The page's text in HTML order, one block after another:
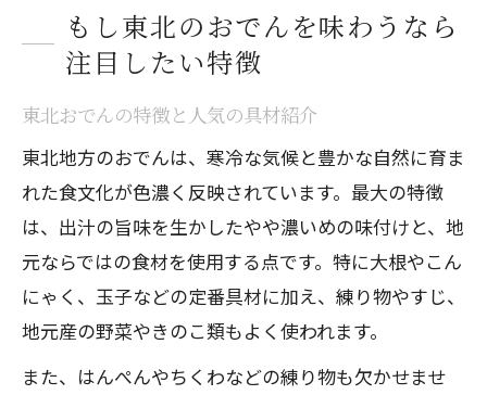
もし東北のおでんを味わうなら
注目したい特徴
東北おでんの特徴と人気の具材紹介
東北地方のおでんは、寒冷な気候と豊かな自然に育ま
れた食文化が色濃く反映されています。最大の特徴
は、出汁の旨味を生かしたやや濃いめの味付けと、地
元ならではの食材を使用する点です。特に大根やこん
にゃく、玉子などの定番具材に加え、練り物やすじ、
地元産の野菜やきのこ類もよく使われます。
また、はんぺんやちくわなどの練り物も欠かせませ